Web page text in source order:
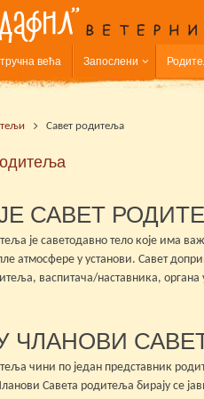
већа Запослени
Савет родитеља
САВЕТ
је саветодавно тело које има
атмосфере у установи. Савет
васпитача/наставника,
ЧЛАНОВИ
чини по један представник
Савета родитеља бирају се